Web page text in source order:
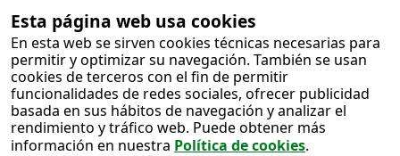
Esta página web usa cookies
En esta web se sirven cookies técnicas necesarias para
permitir y optimizar su navegación. También se usan
cookies de terceros con el fin de permitir
funcionalidades de redes sociales, ofrecer publicidad
basada en sus hábitos de navegación y analizar el
rendimiento y tráfico web. Puede obtener más
información en nuestra Política de cookies.